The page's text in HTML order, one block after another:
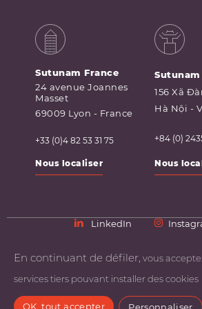
Sutunam France
24 avenue Joannes
Masset
69009 Lyon - France
+33 (0)4 82 53 31 75
Nous localiser
156 Xã
Hà Nội -
+84 (0)
Nous
LinkedIn
Accueil Contact
@Copyright
En continuant de défiler, vous
services tiers pouvant installer des cookies
OK, tout accepter